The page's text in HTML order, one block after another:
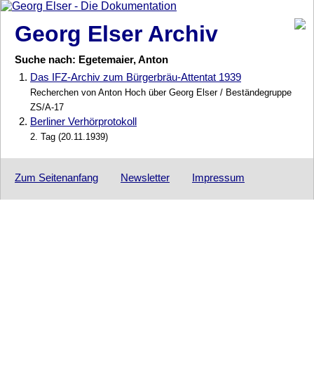
Georg Elser Archiv
Suche nach: Egetemaier, Anton
1. Das IFZ-Archiv zum Bürgerbräu-Attentat 1939
Recherchen von Anton Hoch über Georg Elser / Beständegruppe
ZS/A-17
2. Berliner Verhörprotokoll
2. Tag (20.11.1939)
Zum Seitenanfang Newsletter Impressum